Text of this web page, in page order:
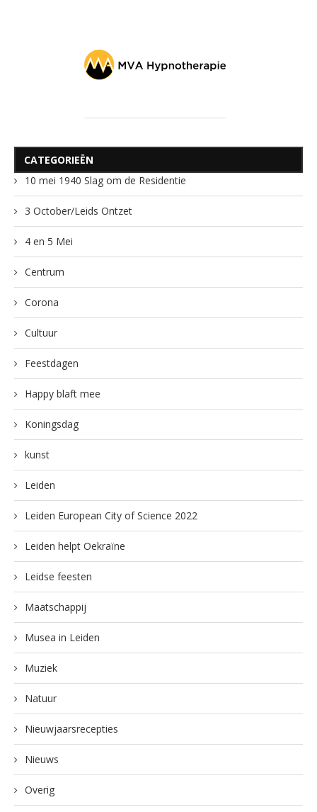
CATEGORIEËN
10 mei 1940 Slag om de Residentie
3 October/Leids Ontzet
4 en 5 Mei
Centrum
Corona
Cultuur
Feestdagen
Happy blaft mee
Koningsdag
kunst
Leiden
Leiden European City of Science 2022
Leiden helpt Oekraïne
Leidse feesten
Maatschappij
Musea in Leiden
Muziek
Natuur
Nieuwjaarsrecepties
Nieuws
Overig